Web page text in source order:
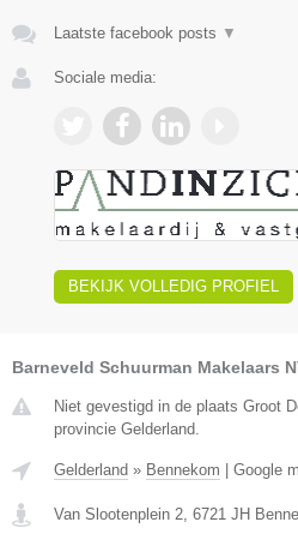
Laatste facebook posts ▼
Sociale media:
BEKIJK VOLLEDIG PROFIEL
Barneveld Schuurman Makelaars
Niet gevestigd in de plaats Groot
provincie Gelderland.
Gelderland » Bennekom | Google
Van Slootenplein 2 6721 JH